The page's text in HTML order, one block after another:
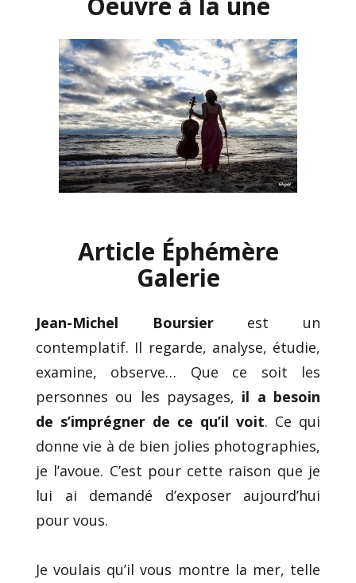
Article Éphémère
Galerie
Jean-Michel Boursierest un
contemplatif. Il regarde, analyse, étudie,
examine, observe… Que ce soit les
personnes ou les paysages, il a besoin
de s’imprégner de ce qu’il voit. Ce qui
donne vie à de bien jolies photographies,
je l’avoue. C’est pour cette raison que je
lui ai demandé d’exposer aujourd’hui
pour vous.
Je voulais qu’il vous montre la mer, telle